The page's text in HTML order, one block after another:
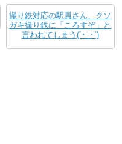
撮り鉄対応の駅員さん、クソ
ガキ撮り鉄に「ころすぞ」と
言われてしまう(´･_･`)